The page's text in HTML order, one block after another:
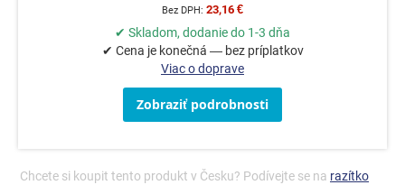
23,16 €
✔ Skladom, dodanie do 1-3 dňa
✔ Cena je konečná — bez príplatkov
Viac o doprave
Zobraziť podrobnosti
Chcete si koupit tento produkt v Česku? Podívejte se na razítko